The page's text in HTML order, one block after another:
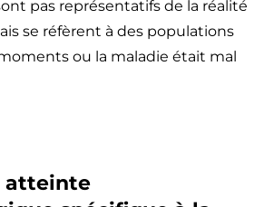
pas représentatifs de la réalité
se réfèrent à des populations
ou la maladie était mal
atteinte